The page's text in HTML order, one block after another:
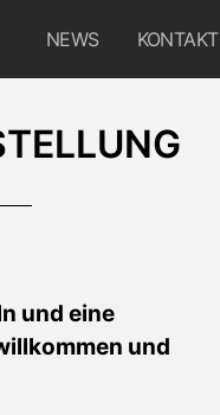
NEWS KONTAKT
und eine
und